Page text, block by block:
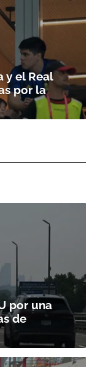
y el Real
por la
por una
de